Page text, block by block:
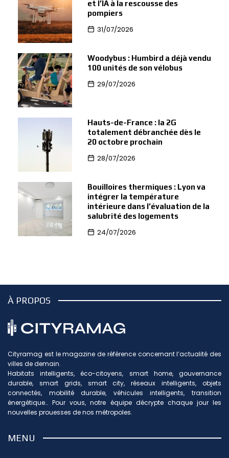
et l’IA à la rescousse des
pompiers
31/07/2026
Woodybus : Humbird a déjà vendu
100 unités de son vélobus
29/07/2026
Hauts-de-France : la 2G
totalement débranchée dès le
20 octobre prochain
28/07/2026
Bouilloires thermiques : Lyon va
intégrer la température
intérieure dans l’évaluation de la
salubrité des logements
24/07/2026
À PROPOS
Cityramag est le magazine de référence concernant l’actualité des
villes de demain.
Habitats intelligents, éco-citoyens, smart home, gouvernance
durable, smart grids, smart city, réseaux intelligents, objets
connectés, mobilité durable, véhicules intelligents, transition
énergétique… Pour vous, notre équipe décrypte chaque jour les
nouvelles prouesses de nos métropoles.
MENU